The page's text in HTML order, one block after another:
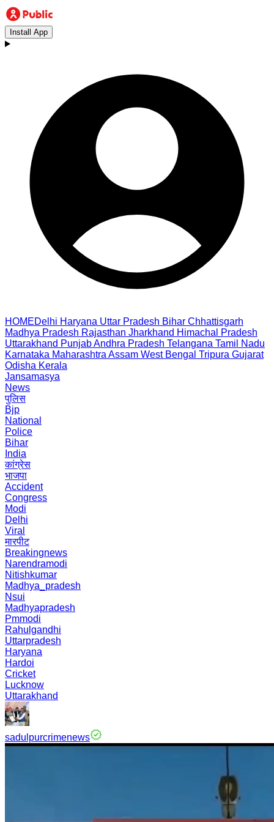
Install App
HOMEDelhi Haryana Uttar Pradesh Bihar Chhattisgarh
Madhya Pradesh Rajasthan Jharkhand Himachal Pradesh
Uttarakhand PunjabAndhra Pradesh Telangana Tamil Nadu
Karnataka Maharashtra Assam West Bengal Tripura Gujarat
Odisha Kerala
Jansamasya
News
पुलिस
Bjp
National
Police
Bihar
India
कांग्रेस
भाजपा
Accident
Congress
Modi
Delhi
Viral
मारपीट
Breakingnews
Narendramodi
Nitishkumar
Madhya_pradesh
Nsui
Madhyapradesh
Pmmodi
Rahulgandhi
Uttarpradesh
Haryana
Hardoi
Cricket
Lucknow
Uttarakhand
sadulpurcrimenews